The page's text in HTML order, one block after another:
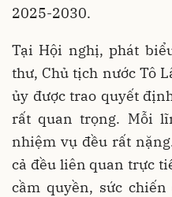
2025-2030.
Tại Hội nghị, phát
thư, Chủ tịch nước Tô
ủy được trao quyết
rất quan trọng. Mỗi
nhiệm vụ đều rất
cả đều liên quan trực
cầm quyền, sức